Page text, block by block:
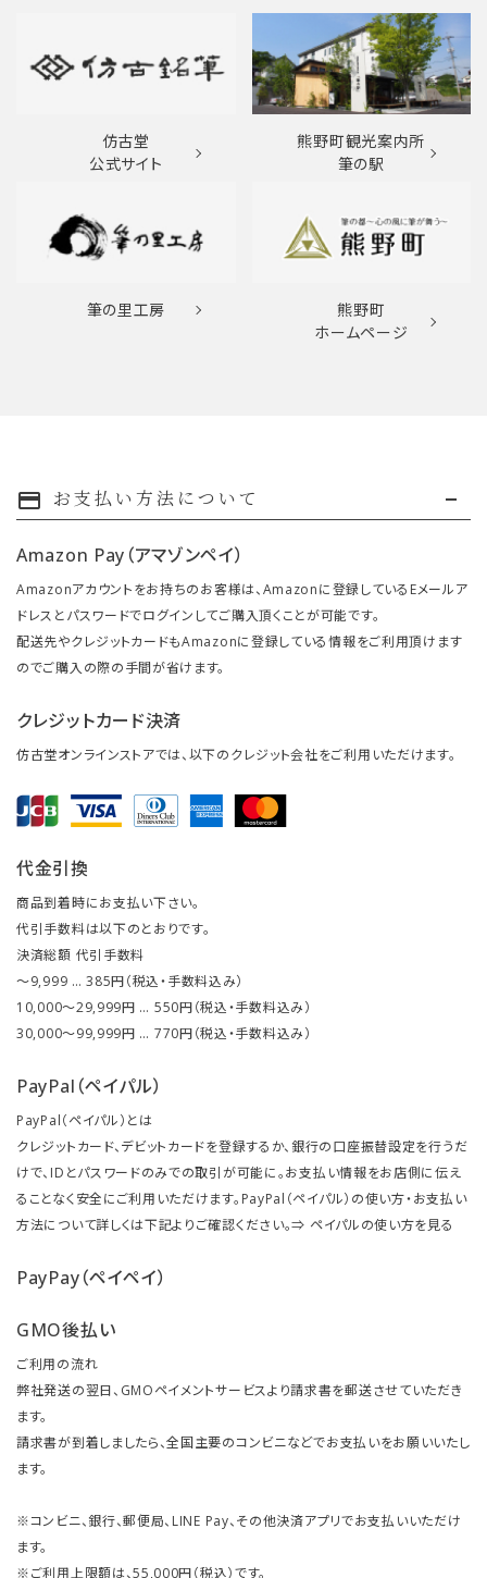
仿古堂
公式サイト
熊野町観光案内所
筆の駅
筆の里工房
熊野町
ホームページ
payment お支払い方法について
Amazon Pay（アマゾンペイ）
Amazonアカウントをお持ちのお客様は、Amazonに登録しているEメールア
ドレスとパスワードでログインしてご購入頂くことが可能です。
配送先やクレジットカードもAmazonに登録している情報をご利用頂けます
のでご購入の際の手間が省けます。
クレジットカード決済
仿古堂オンラインストアでは、以下のクレジット会社をご利用いただけます。
代金引換
商品到着時にお支払い下さい。
代引手数料は以下のとおりです。
決済総額 代引手数料
～9,999 … 385円（税込・手数料込み）
10,000～29,999円 … 550円（税込・手数料込み）
30,000～99,999円 … 770円（税込・手数料込み）
PayPal（ペイパル）
PayPal（ペイパル）とは
クレジットカード、デビットカードを登録するか、銀行の口座振替設定を行うだ
けで、IDとパスワードのみでの取引が可能に。お支払い情報をお店側に伝え
ることなく安全にご利用いただけます。PayPal（ペイパル）の使い方・お支払い
方法について詳しくは下記よりご確認ください。⇒ ペイパルの使い方を見る
PayPay（ペイペイ）
GMO後払い
ご利用の流れ
弊社発送の翌日、GMOペイメントサービスより請求書を郵送させていただき
ます。
請求書が到着しましたら、全国主要のコンビニなどでお支払いをお願いいたし
ます。
※コンビニ、銀行、郵便局、LINE Pay、その他決済アプリでお支払いいただけ
ます。
※ご利用上限額は、55,000円（税込）です。